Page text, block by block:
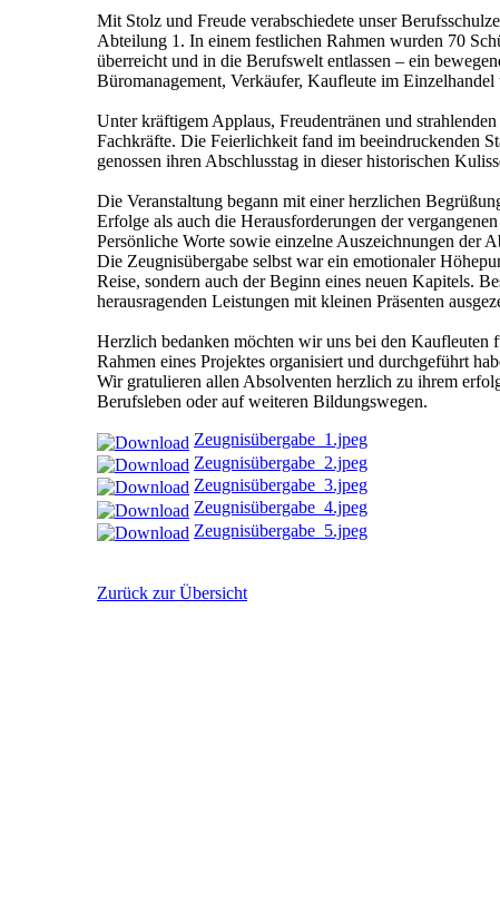
Mit Stolz und Freude verabschiedete unser
Abteilung 1. In einem festlichen Rahmen wurden 70
überreicht und in die Berufswelt entlassen – ein
Büromanagement, Verkäufer, Kaufleute im
Unter kräftigem Applaus, Freudentränen und
Fachkräfte. Die Feierlichkeit fand im beeindruckenden
genossen ihren Abschlusstag in dieser historischen
Die Veranstaltung begann mit einer herzlichen
Erfolge als auch die Herausforderungen der
Persönliche Worte sowie einzelne Auszeichnungen der
Die Zeugnisübergabe selbst war ein emotionaler
Reise, sondern auch der Beginn eines neuen Kapitels.
herausragenden Leistungen mit kleinen Präsenten
Herzlich bedanken möchten wir uns bei den
Rahmen eines Projektes organisiert und durchgeführt
Wir gratulieren allen Absolventen herzlich zu ihrem
Berufsleben oder auf weiteren Bildungswegen.
Zeugnisübergabe_1.jpeg
Zeugnisübergabe_2.jpeg
Zeugnisübergabe_3.jpeg
Zeugnisübergabe_4.jpeg
Zeugnisübergabe_5.jpeg
Zurück zur Übersicht